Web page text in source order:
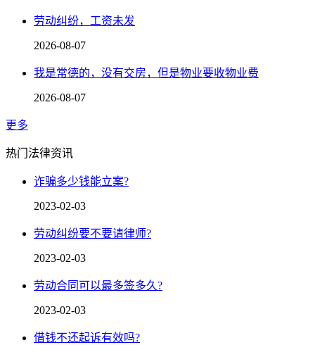
劳动纠纷，工资未发
2026-08-07
我是常德的，没有交房，但是物业要收物业费
2026-08-07
更多
热门法律资讯
诈骗多少钱能立案?
2023-02-03
劳动纠纷要不要请律师?
2023-02-03
劳动合同可以最多签多久?
2023-02-03
借钱不还起诉有效吗?